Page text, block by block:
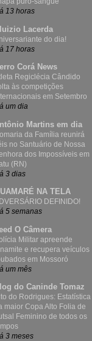
13 horas
Lacerda
do dia!
17 horas
Corá News
Regiclécia Cândido
às competições
em Setembro
um dia
Martins em dia
da Família reunirá
no Santuário de Nossa
dos Impossíveis em
(RN)
3 dias
NA TELA
DEFINIDO!
5 semanas
O Câmera
Militar apreende
e recupera veículos
em Mossoró
um mês
do Caninde Tomaz
do Rodrigues: Estatística
maior Copa Alto Folia de
Feminino de todos os
3 meses